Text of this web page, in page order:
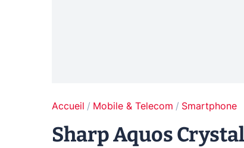
Accueil Mobile & Telecom Smartphone
Sharp Aquos